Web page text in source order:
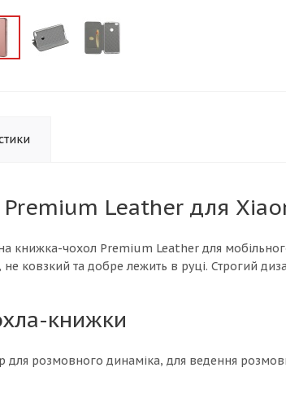
Leather для
книжка-чохол Premium Leather для
ковзкий та добре лежить в руці. Строгий
книжки
для розмовного динаміка, для ведення